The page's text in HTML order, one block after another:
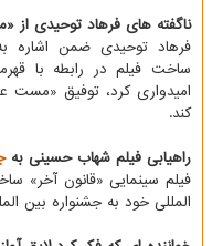
ناگفته های فرهاد توحیدی
فرهاد توحیدی ضمن اشاره
ساخت فیلم در رابطه با
امیدواری کرد، توفیق «مست
کند.
راهیابی فیلم شهاب حسینی به
فیلم سینمایی «قانون آخر»
المللی خود به جشنواره بین